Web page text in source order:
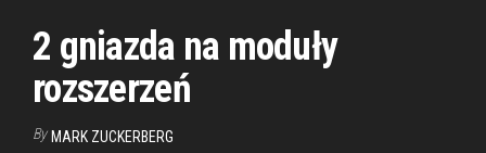
2 gniazda na moduły
rozszerzeń
By MARK ZUCKERBERG